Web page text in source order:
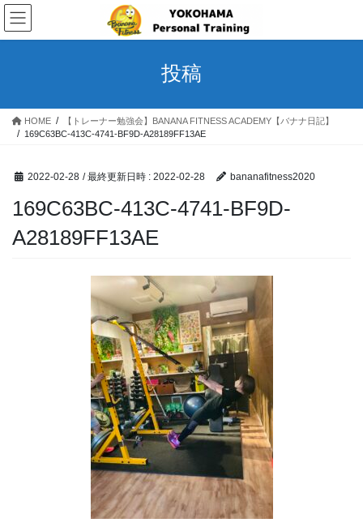
コ
ン
テ
ス
ナ
ビ
ゲ
ン
投稿
HOME
【トレーナー勉強会】BANANA FITNESS ACADEMY【バナナ日記】
169C63BC-413C-4741-BF9D-A28189FF13AE
2022-02-28 / 最終更新日時 : 2022-02-28 bananafitness2020
169C63BC-413C-4741-BF9D-
A28189FF13AE